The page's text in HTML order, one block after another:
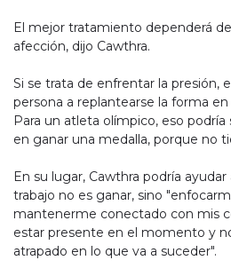
El mejor tratamiento dependerá
afección, dijo Cawthra.
Si se trata de enfrentar la presión,
persona a replantearse la forma
Para un atleta olímpico, eso
en ganar una medalla, porque no
En su lugar, Cawthra podría
trabajo no es ganar, sino
mantenerme conectado con mis
estar presente en el momento y
atrapado en lo que va a suceder".